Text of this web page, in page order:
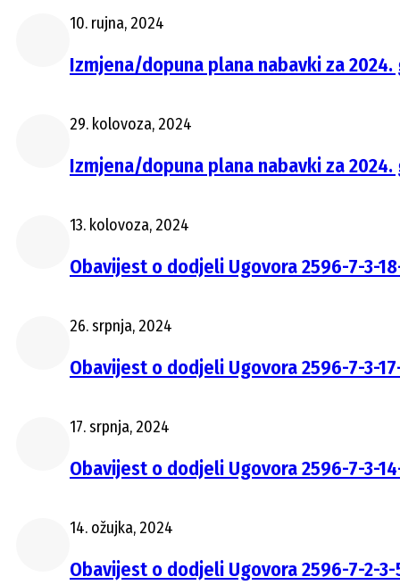
10. rujna, 2024
Izmjena/dopuna plana nabavki za
29. kolovoza, 2024
Izmjena/dopuna plana nabavki za 2024.
13. kolovoza, 2024
Obavijest o dodjeli Ugovora 2596-7-3-
26. srpnja, 2024
Obavijest o dodjeli Ugovora 2596-7-3-
17. srpnja, 2024
Obavijest o dodjeli Ugovora 2596-7-3-
14. ožujka, 2024
Obavijest o dodjeli Ugovora 2596-7-2-